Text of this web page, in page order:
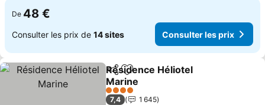
De 48 €
Consulter les prix de 14 sites Consulter les prix
PartagerAjouter à mes favoris
Résidence Héliotel
Marine
Consulter les prix
4 Étoiles
7,4
1 645